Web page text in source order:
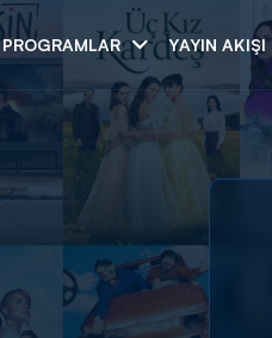
PROGRAMLAR YAYIN AKIŞI
Arama